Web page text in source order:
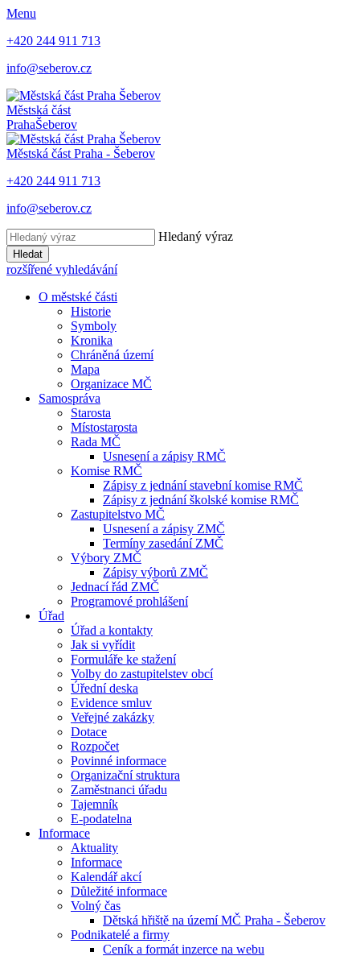
Menu
+420 244 911 713
info@seberov.cz
Městská část
PrahaŠeberov
Městská část Praha - Šeberov
+420 244 911 713
info@seberov.cz
Hledaný výraz
Hledat
rozšířené vyhledávání
O městské části
Historie
Symboly
Kronika
Chráněná území
Mapa
Organizace MČ
Samospráva
Starosta
Místostarosta
Rada MČ
Usnesení a zápisy RMČ
Komise RMČ
Zápisy z jednání stavební komise RMČ
Zápisy z jednání školské komise RMČ
Zastupitelstvo MČ
Usnesení a zápisy ZMČ
Termíny zasedání ZMČ
Výbory ZMČ
Zápisy výborů ZMČ
Jednací řád ZMČ
Programové prohlášení
Úřad
Úřad a kontakty
Jak si vyřídit
Formuláře ke stažení
Volby do zastupitelstev obcí
Úřední deska
Evidence smluv
Veřejné zakázky
Dotace
Rozpočet
Povinné informace
Organizační struktura
Zaměstnanci úřadu
Tajemník
E-podatelna
Informace
Aktuality
Informace
Kalendář akcí
Důležité informace
Volný čas
Dětská hřiště na území MČ Praha - Šeberov
Podnikatelé a firmy
Ceník a formát inzerce na webu